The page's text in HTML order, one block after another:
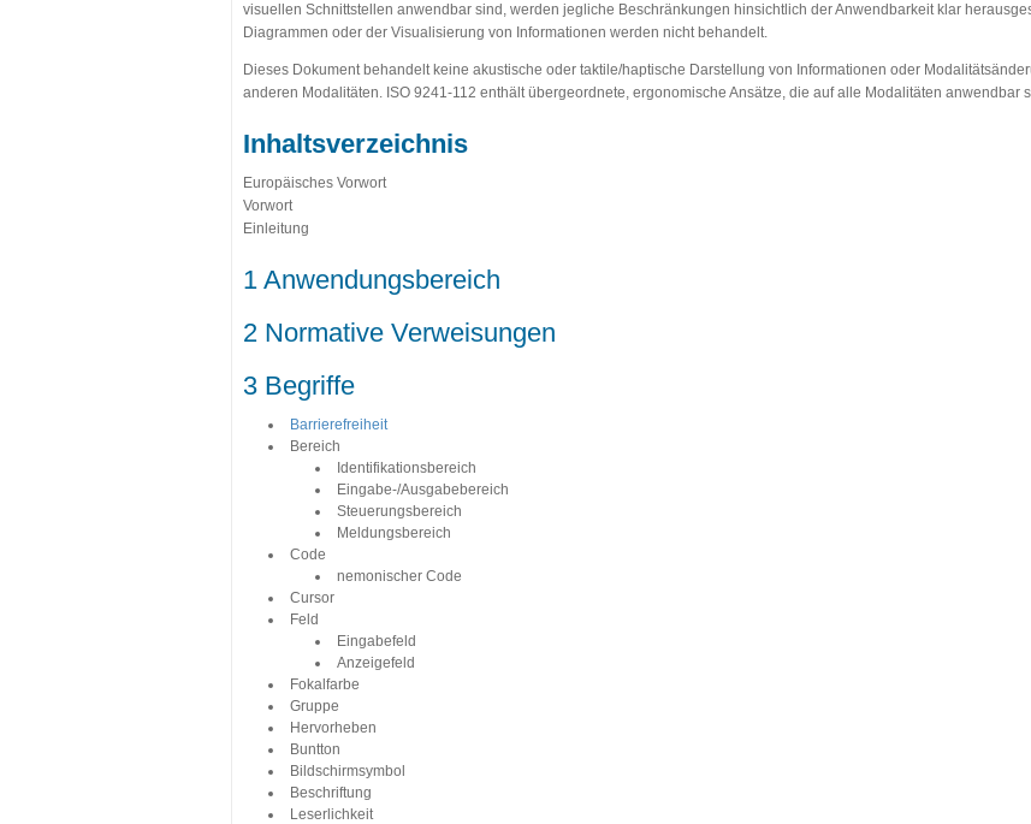
visuellen Schnittstellen anwendbar sind, werden jegliche Beschränkungen hinsichtlich der Anwendbarkeit klar
Diagrammen oder der Visualisierung von Informationen werden nicht behandelt.
Dieses Dokument behandelt keine akustische oder taktile/haptische Darstellung von Informationen oder
anderen Modalitäten. ISO 9241-112 enthält übergeordnete, ergonomische Ansätze, die auf alle Modalitäten anwendbar
Inhaltsverzeichnis
Europäisches Vorwort
Vorwort
Einleitung
1 Anwendungsbereich
2 Normative Verweisungen
3 Begriffe
Barrierefreiheit
Bereich
Identifikationsbereich
Eingabe-/Ausgabebereich
Steuerungsbereich
Meldungsbereich
Code
nemonischer Code
Cursor
Feld
Eingabefeld
Anzeigefeld
Fokalfarbe
Gruppe
Hervorheben
Buntton
Bildschirmsymbol
Beschriftung
Leserlichkeit